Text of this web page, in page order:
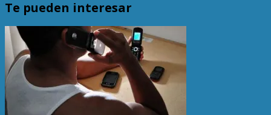
Te pueden interesar